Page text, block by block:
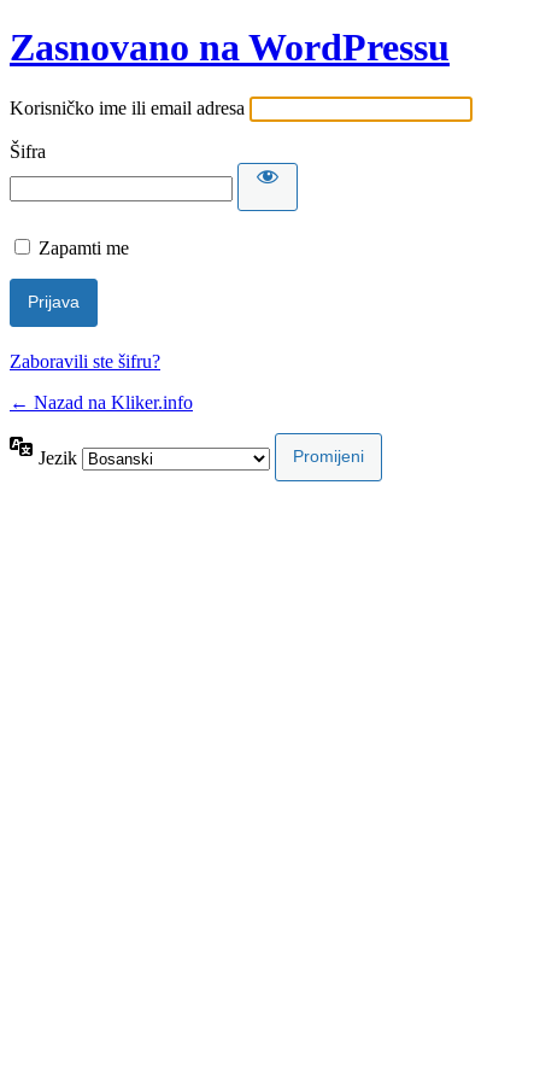
Zasnovano na WordPressu
Korisničko ime ili email adresa
Šifra
Zapamti me
Zaboravili ste šifru?
← Nazad na Kliker.info
Jezik